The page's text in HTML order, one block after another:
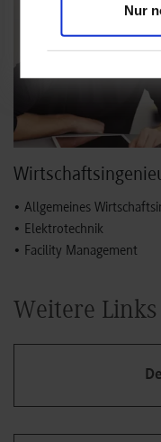
Nur
• Allgemeines
• Elektrotechnik
• Facility Management
Weitere Links